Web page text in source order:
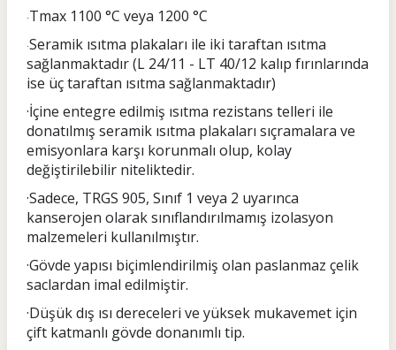
·Tmax 1100 °C veya 1200 °C
·Seramik ısıtma plakaları ile iki taraftan ısıtma
sağlanmaktadır (L 24/11 - LT 40/12 kalıp fırınlarında
ise üç taraftan ısıtma sağlanmaktadır)
·İçine entegre edilmiş ısıtma rezistans telleri ile
donatılmış seramik ısıtma plakaları sıçramalara ve
emisyonlara karşı korunmalı olup, kolay
değiştirilebilir niteliktedir.
·Sadece, TRGS 905, Sınıf 1 veya 2 uyarınca
kanserojen olarak sınıflandırılmamış izolasyon
malzemeleri kullanılmıştır.
·Gövde yapısı biçimlendirilmiş olan paslanmaz çelik
saclardan imal edilmiştir.
·Düşük dış ısı dereceleri ve yüksek mukavemet için
çift katmanlı gövde donanımlı tip.